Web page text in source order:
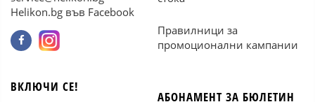
Helikon.bg във Facebook
Правилници за
промоционални кампании
ВКЛЮЧИ СЕ!
АБОНАМЕНТ ЗА БЮЛЕТИН